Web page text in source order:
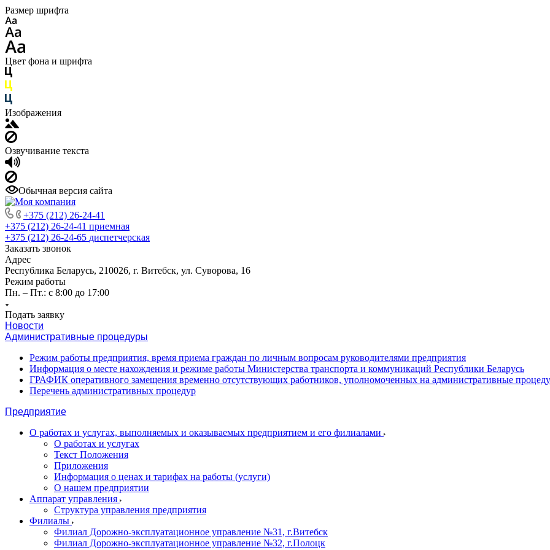
Размер шрифта
Цвет фона и шрифта
Изображения
Озвучивание текста
Обычная версия сайта
+375 (212) 26-24-41
+375 (212) 26-24-41 приемная
+375 (212) 26-24-65 диспетчерская
Заказать звонок
Адрес
Республика Беларусь, 210026, г. Витебск, ул. Суворова, 16
Режим работы
Пн. – Пт.: с 8:00 до 17:00
Подать заявку
Новости
Административные процедуры
Режим работы предприятия, время приема граждан по личным вопросам руководителями предприятия
Информация о месте нахождения и режиме работы Министерства транспорта и коммуникаций Республики Беларусь
ГРАФИК оперативного замещения временно отсутствующих работников, уполномоченных на административные
Перечень административных процедур
Предприятие
О работах и услугах, выполняемых и оказываемых предприятием и его филиалами
О работах и услугах
Текст Положения
Приложения
Информация о ценах и тарифах на работы (услуги)
О нашем предприятии
Аппарат управления
Структура управления предприятия
Филиалы
Филиал Дорожно-эксплуатационное управление №31, г.Витебск
Филиал Дорожно-эксплуатационное управление №32, г.Полоцк